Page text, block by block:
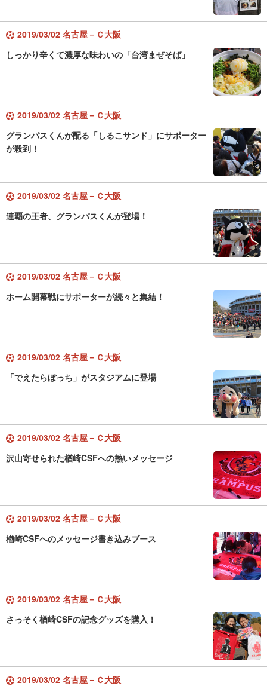
2019/03/02 名古屋－Ｃ大阪
しっかり辛くて濃厚な味わいの「台湾まぜそば」
2019/03/02 名古屋－Ｃ大阪
グランパスくんが配る「しるこサンド」にサポーター
が殺到！
2019/03/02 名古屋－Ｃ大阪
連覇の王者、グランパスくんが登場！
2019/03/02 名古屋－Ｃ大阪
ホーム開幕戦にサポーターが続々と集結！
2019/03/02 名古屋－Ｃ大阪
「でえたらぼっち」がスタジアムに登場
2019/03/02 名古屋－Ｃ大阪
沢山寄せられた楢崎CSFへの熱いメッセージ
2019/03/02 名古屋－Ｃ大阪
楢崎CSFへのメッセージ書き込みブース
2019/03/02 名古屋－Ｃ大阪
さっそく楢崎CSFの記念グッズを購入！
2019/03/02 名古屋－Ｃ大阪